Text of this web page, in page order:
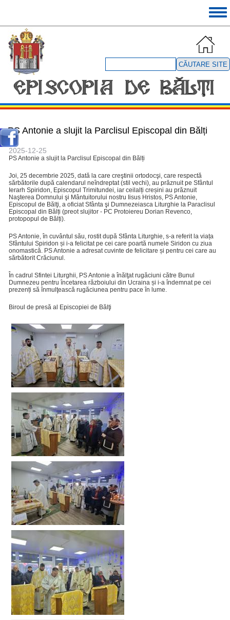
principal
PS Antonie a slujit la Parclisul Episcopal din Bălți
2025-12-25
PS Antonie a slujit la Parclisul Episcopal din Bălți
Joi, 25 decembrie 2025, dată la care creştinii ortodocşi, care respectă
sărbătorile după calendarul neîndreptat (stil vechi), au prăznuit pe Sfântul
Ierarh Spiridon, Episcopul Trimitundei, iar ceilalți creșini au prăznuit
Naşterea Domnului şi Mântuitorului nostru Iisus Hristos, PS Antonie,
Episcopul de Bălţi, a oficiat Sfânta şi Dumnezeiasca Liturghie la Paraclisul
Episcopal din Bălți (preot slujitor - PC Protoiereu Dorian Revenco,
protopopul de Bălți).
PS Antonie, în cuvântul său, rostit după Sfânta Liturghie, s-a referit la viața
Sfântului Spiridon și i-a felicitat pe cei care poartă numele Siridon cu ziua
onomastică. PS Antonie a adresat cuvinte de felicitare și pentru cei care au
sărbătorit Crăciunul.
În cadrul Sfintei Liturghii, PS Antonie a înălţat rugăciuni către Bunul
Dumnezeu pentru încetarea războiului din Ucraina și i-a îndemnat pe cei
prezenți să înmulţească rugăciunea pentru pace în lume.
Biroul de presă al Episcopiei de Bălţi